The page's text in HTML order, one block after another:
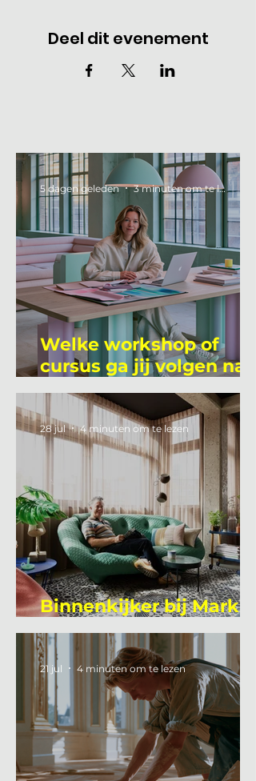
Deel dit evenement
Welke workshop of
cursus ga jij volgen na
je vakantie?
5 dagen geleden 3 minuten om te lezen
Binnenkijker bij Mark
Mutsaers
28 jul 4 minuten om te lezen
21 jul 4 minuten om te lezen